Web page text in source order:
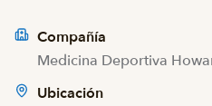
Compañía
Medicina Deportiva
Ubicación